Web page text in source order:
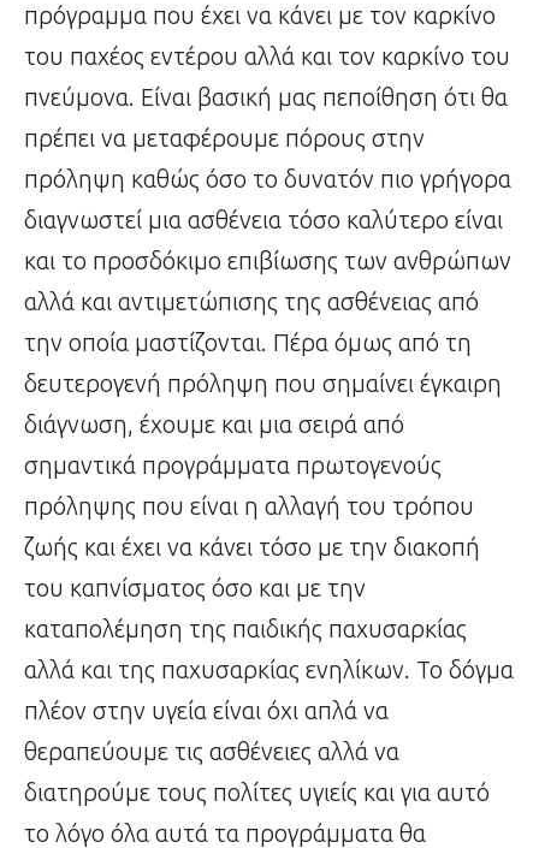
πρόγραμμα που έχει να κάνει με τον καρκίνο
του παχέος εντέρου αλλά και τον καρκίνο του
πνεύμονα. Είναι βασική μας πεποίθηση ότι θα
πρέπει να μεταφέρουμε πόρους στην
πρόληψη καθώς όσο το δυνατόν πιο γρήγορα
διαγνωστεί μια ασθένεια τόσο καλύτερο είναι
και το προσδόκιμο επιβίωσης των ανθρώπων
αλλά και αντιμετώπισης της ασθένειας από
την οποία μαστίζονται. Πέρα όμως από τη
δευτερογενή πρόληψη που σημαίνει έγκαιρη
διάγνωση, έχουμε και μια σειρά από
σημαντικά προγράμματα πρωτογενούς
πρόληψης που είναι η αλλαγή του τρόπου
ζωής και έχει να κάνει τόσο με την διακοπή
του καπνίσματος όσο και με την
καταπολέμηση της παιδικής παχυσαρκίας
αλλά και της παχυσαρκίας ενηλίκων. Το δόγμα
πλέον στην υγεία είναι όχι απλά να
θεραπεύουμε τις ασθένειες αλλά να
διατηρούμε τους πολίτες υγιείς και για αυτό
το λόγο όλα αυτά τα προγράμματα θα